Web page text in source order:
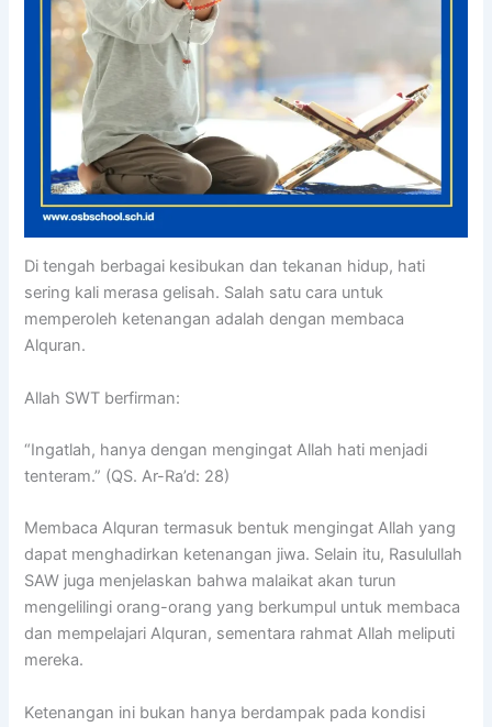
Di tengah berbagai kesibukan dan tekanan hidup, hati
sering kali merasa gelisah. Salah satu cara untuk
memperoleh ketenangan adalah dengan membaca
Alquran.
Allah SWT berfirman:
“Ingatlah, hanya dengan mengingat Allah hati menjadi
tenteram.” (QS. Ar-Ra’d: 28)
Membaca Alquran termasuk bentuk mengingat Allah yang
dapat menghadirkan ketenangan jiwa. Selain itu, Rasulullah
SAW juga menjelaskan bahwa malaikat akan turun
mengelilingi orang-orang yang berkumpul untuk membaca
dan mempelajari Alquran, sementara rahmat Allah meliputi
mereka.
Ketenangan ini bukan hanya berdampak pada kondisi